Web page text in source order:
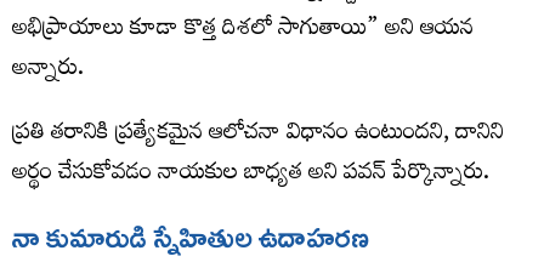
అభిప్రాయాలు కూడా కొత్త దిశలో సాగుతాయి” అని ఆయన
అన్నారు.
ప్రతి తరానికి ప్రత్యేకమైన ఆలోచనా విధానం ఉంటుందని, దానిని
అర్థం చేసుకోవడం నాయకుల బాధ్యత అని పవన్ పేర్కొన్నారు.
నా కుమారుడి స్నేహితుల ఉదాహరణ